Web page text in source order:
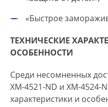
«Быстрое
ТЕХНИЧЕСКИЕ
ОСОБЕННОСТИ
Среди несомненных
ХМ-4521-ND и ХМ-4524-
характеристики и